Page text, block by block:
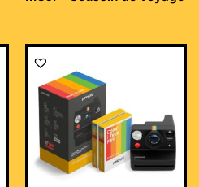
Le
initial
était :
169,99 €.
Le